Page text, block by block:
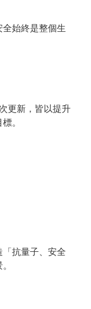
始終是整個生
更新，皆以提升
。
抗量子、安全